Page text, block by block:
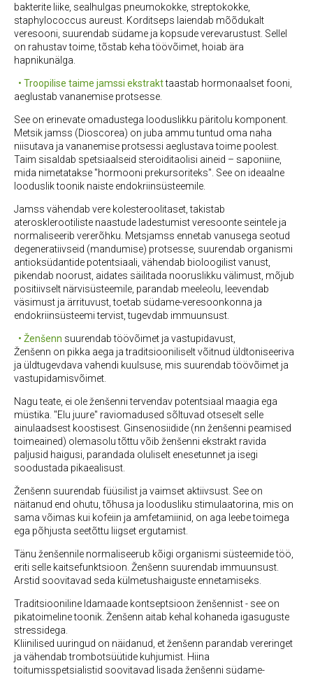
bakterite liike, sealhulgas pneumokokke, streptokokke,
staphylococcus aureust. Korditseps laiendab mõõdukalt
veresooni, suurendab südame ja kopsude verevarustust. Sellel
on rahustav toime, tõstab keha töövõimet, hoiab ära
hapnikunälga.
• Troopilise taime jamssi ekstrakttaastab hormonaalset fooni,
aeglustab vananemise protsesse.
See on erinevate omadustega looduslikku päritolu komponent.
Metsik jamss (Dioscorea) on juba ammu tuntud oma naha
niisutava ja vananemise protsessi aeglustava toime poolest.
Taim sisaldab spetsiaalseid steroiditaolisi aineid – saponiine,
mida nimetatakse "hormooni prekursoriteks". See on ideaalne
looduslik toonik naiste endokriinsüsteemile.
Jamss vähendab vere kolesteroolitaset, takistab
aterosklerootiliste naastude ladestumist veresoonte seintele ja
normaliseerib vererõhku. Metsjamss ennetab vanusega seotud
degeneratiivseid (mandumise) protsesse, suurendab organismi
antioksüdantide potentsiaali, vähendab bioloogilist vanust,
pikendab noorust, aidates säilitada nooruslikku välimust, mõjub
positiivselt närvisüsteemile, parandab meeleolu, leevendab
väsimust ja ärrituvust, toetab südame-veresoonkonna ja
endokriinsüsteemi tervist, tugevdab immuunsust.
• Ženšenn suurendab töövõimet ja vastupidavust,
Ženšenn on pikka aega ja traditsiooniliselt võitnud üldtoniseeriva
ja üldtugevdava vahendi kuulsuse, mis suurendab töövõimet ja
vastupidamisvõimet.
Nagu teate, ei ole ženšenni tervendav potentsiaal maagia ega
müstika. "Elu juure" raviomadused sõltuvad otseselt selle
ainulaadsest koostisest. Ginsenosiidide (nn ženšenni peamised
toimeained) olemasolu tõttu võib ženšenni ekstrakt ravida
paljusid haigusi, parandada oluliselt enesetunnet ja isegi
soodustada pikaealisust.
Ženšenn suurendab füüsilist ja vaimset aktiivsust. See on
näitanud end ohutu, tõhusa ja loodusliku stimulaatorina, mis on
sama võimas kui kofeiin ja amfetamiinid, on aga leebe toimega
ega põhjusta seetõttu liigset ergutamist.
Tänu ženšennile normaliseerub kõigi organismi süsteemide töö,
eriti selle kaitsefunktsioon. Ženšenn suurendab immuunsust.
Arstid soovitavad seda külmetushaiguste ennetamiseks.
Traditsiooniline Idamaade kontseptsioon ženšennist - see on
pikatoimeline toonik. Ženšenn aitab kehal kohaneda igasuguste
stressidega.
Kliinilised uuringud on näidanud, et ženšenn parandab vereringet
ja vähendab trombotsüütide kuhjumist. Hiina
toitumisspetsialistid soovitavad lisada ženšenni südame-